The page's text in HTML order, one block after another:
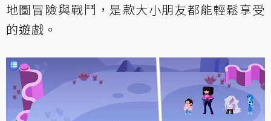
地圖冒險與戰鬥，是款大小朋友都能輕鬆享受
的遊戲。